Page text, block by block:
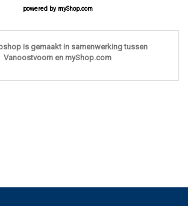
powered by myShop.com
is gemaakt in samenwerking tussen
Vanoostvoorn en myShop.com